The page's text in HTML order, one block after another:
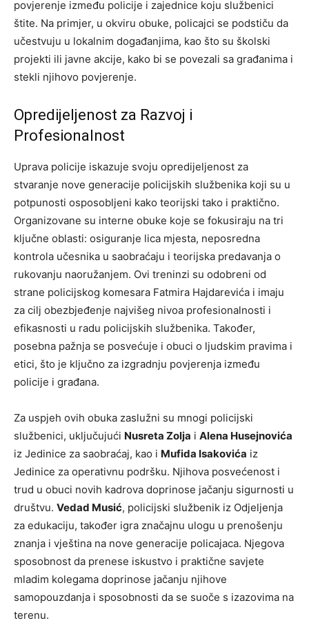
povjerenje između policije i zajednice koju službenici
štite. Na primjer, u okviru obuke, policajci se podstiču da
učestvuju u lokalnim događanjima, kao što su školski
projekti ili javne akcije, kako bi se povezali sa građanima i
stekli njihovo povjerenje.
Opredijeljenost za Razvoj i
Profesionalnost
Uprava policije iskazuje svoju opredijeljenost za
stvaranje nove generacije policijskih službenika koji su u
potpunosti osposobljeni kako teorijski tako i praktično.
Organizovane su interne obuke koje se fokusiraju na tri
ključne oblasti: osiguranje lica mjesta, neposredna
kontrola učesnika u saobraćaju i teorijska predavanja o
rukovanju naoružanjem. Ovi treninzi su odobreni od
strane policijskog komesara Fatmira Hajdarevića i imaju
za cilj obezbjeđenje najvišeg nivoa profesionalnosti i
efikasnosti u radu policijskih službenika. Također,
posebna pažnja se posvećuje i obuci o ljudskim pravima i
etici, što je ključno za izgradnju povjerenja između
policije i građana.
Za uspjeh ovih obuka zaslužni su mnogi policijski
službenici, uključujući Nusreta Zolja i Alena Husejnovića
iz Jedinice za saobraćaj, kao i Mufida Isakovića iz
Jedinice za operativnu podršku. Njihova posvećenost i
trud u obuci novih kadrova doprinose jačanju sigurnosti u
društvu. Vedad Musić, policijski službenik iz Odjeljenja
za edukaciju, također igra značajnu ulogu u prenošenju
znanja i vještina na nove generacije policajaca. Njegova
sposobnost da prenese iskustvo i praktične savjete
mladim kolegama doprinose jačanju njihove
samopouzdanja i sposobnosti da se suoče s izazovima na
terenu.